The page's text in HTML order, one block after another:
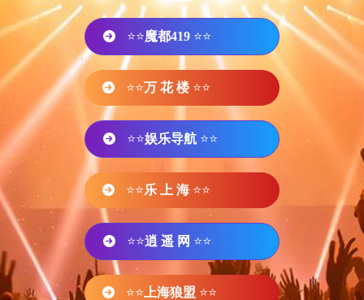
⭐⭐魔都419 ⭐⭐
⭐⭐万 花 楼 ⭐⭐
⭐⭐娱乐导航 ⭐⭐
⭐⭐乐 上 海 ⭐⭐
⭐⭐逍 遥 网 ⭐⭐
⭐⭐ 上海狼盟 ⭐⭐